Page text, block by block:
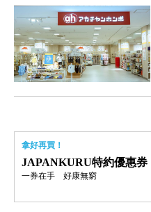
拿好再買！
JAPANKURU特約優惠券
一券在手 好康無窮